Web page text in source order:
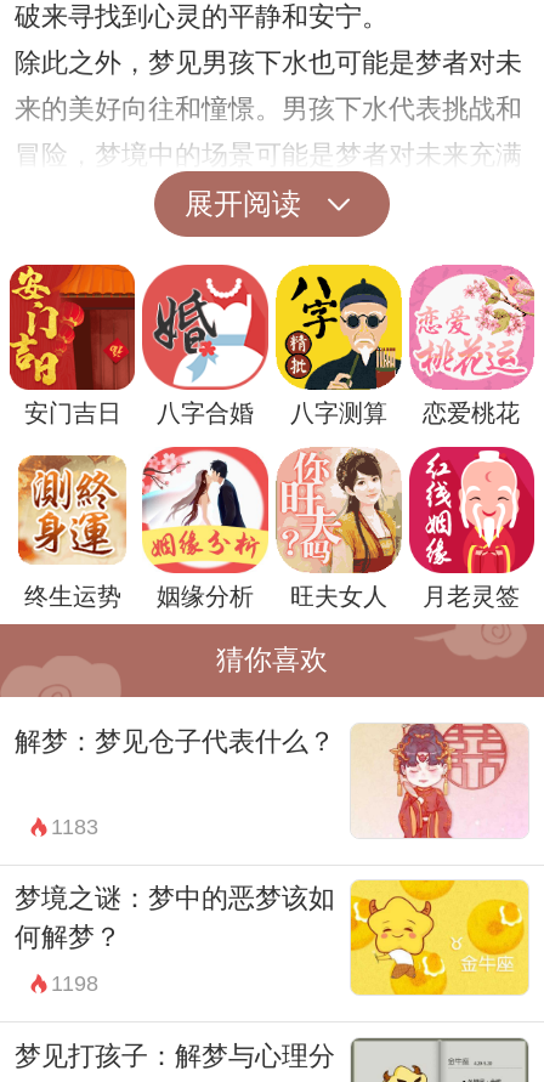
破来寻找到心灵的平静和安宁。
除此之外，梦见男孩下水也可能是梦者对未
来的美好向往和憧憬。男孩下水代表挑战和
冒险，梦境中的场景可能是梦者对未来充满
希望和勇气，对新事物充满好奇，在潜意识
总之，梦见男孩下水具有丰富的象征意义，
在周公解梦中可能代表着勇气、挑战、成长
和内心的不安。每个人的梦境都有着独特的
含义，梦者可以根据自己的实际情况和内心
感受来理解梦境中的象征意义。同时，也可
以通过梦境来反思自己的内心世界，找到自
我成长的方向和动力。
展开阅读
安门吉日 八字合婚 八字测算 恋爱桃花
终生运势 姻缘分析 旺夫女人 月老灵签
猜你喜欢
解梦：梦见仓子代表什么？
1183
梦境之谜：梦中的恶梦该如
何解梦？
1198
梦见打孩子：解梦与心理分